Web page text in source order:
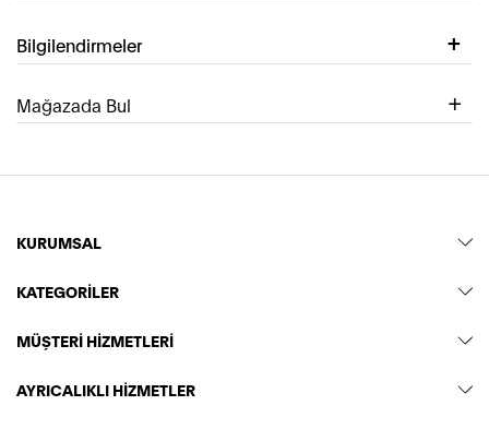
Bilgilendirmeler
Mağazada Bul
KURUMSAL
KATEGORİLER
MÜŞTERİ HİZMETLERİ
AYRICALIKLI HİZMETLER